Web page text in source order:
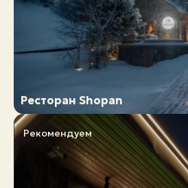
Ресторан Shopan
Рекомендуем